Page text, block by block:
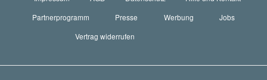
Partnerprogramm
Presse Werbung
Jobs
Vertrag widerrufen